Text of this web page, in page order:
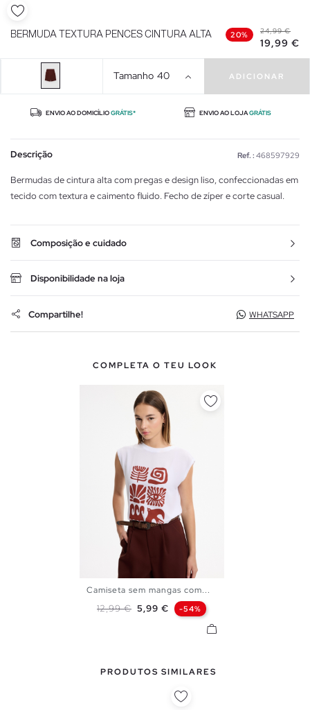
BERMUDA TEXTURA PENCES CINTURA ALTA 20% 24,99 €
19,99 €
Tamanho 40 ADICIONAR
ENVIO AO DOMICÍLIOGRÁTIS* ENVIO AO LOJAGRÁTIS
Descrição Ref. : 468597929
Bermudas de cintura alta com pregas e design liso, confeccionadas em
tecido com textura e caimento fluido. Fecho de zíper e corte casual.
Composição e cuidado
Disponibilidade na loja
Compartilhe! WHATSAPP
COMPLETA O TEU LOOK
Camiseta sem mangas com...
Preço normal
12,99 € Preço
5,99 € -54%
PRODUTOS SIMILARES